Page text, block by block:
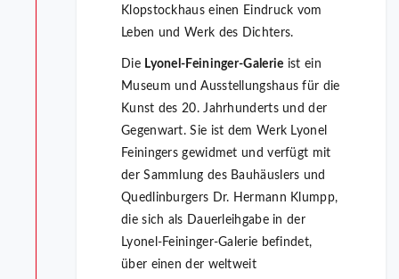
Klopstockhaus einen Eindruck vom
Leben und Werk des Dichters.
Die Lyonel-Feininger-Galerie ist ein
Museum und Ausstellungshaus für die
Kunst des 20. Jahrhunderts und der
Gegenwart. Sie ist dem Werk Lyonel
Feiningers gewidmet und verfügt mit
der Sammlung des Bauhäuslers und
Quedlinburgers Dr. Hermann Klumpp,
die sich als Dauerleihgabe in der
Lyonel-Feininger-Galerie befindet,
über einen der weltweit